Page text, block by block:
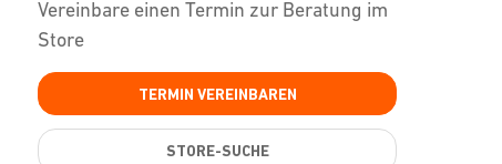
Vereinbare einen Termin zur Beratung im
Store
TERMIN VEREINBAREN
STORE-SUCHE